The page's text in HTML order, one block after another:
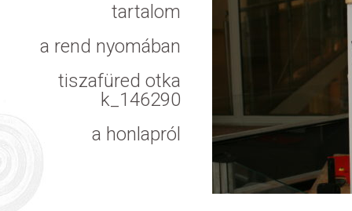
tartalom
a rend nyomában
tiszafüred otka
k_146290
a honlapról